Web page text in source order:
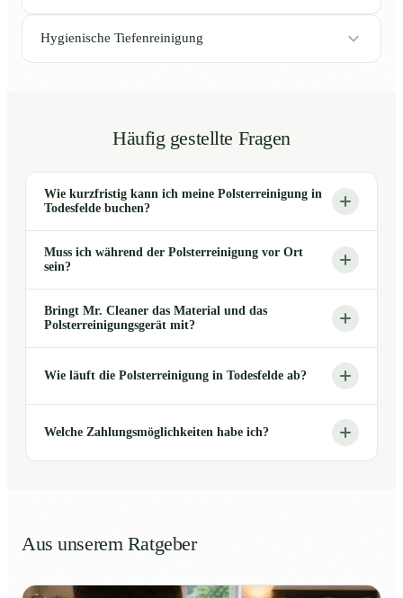
Hygienische Tiefenreinigung
Häufig gestellte Fragen
Wie kurzfristig kann ich meine Polsterreinigung in
Todesfelde buchen?
Muss ich während der Polsterreinigung vor Ort
sein?
Bringt Mr. Cleaner das Material und das
Polsterreinigungsgerät mit?
Wie läuft die Polsterreinigung in Todesfelde ab?
Welche Zahlungsmöglichkeiten habe ich?
Aus unserem Ratgeber